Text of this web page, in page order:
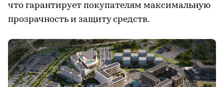
что гарантирует покупателям максимальную
прозрачность и защиту средств.